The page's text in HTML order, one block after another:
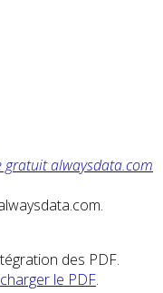
alwaysdata.com
des PDF.
le PDF.